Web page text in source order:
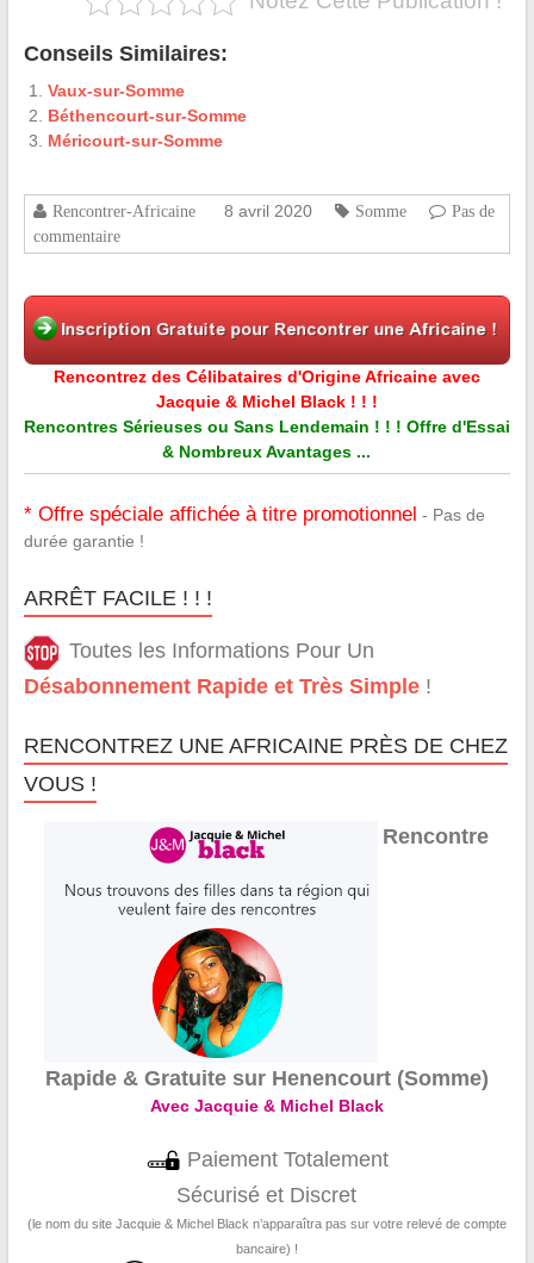
Conseils Similaires:
Vaux-sur-Somme
Béthencourt-sur-Somme
Méricourt-sur-Somme
Rencontrer-Africaine 8 avril 2020 Somme
Pas de
commentaire
Rencontrez des Célibataires d'Origine Africaine avec
Jacquie & Michel Black ! ! !
Rencontres Sérieuses ou Sans Lendemain ! ! ! Offre d'Essai
& Nombreux Avantages ...
* Offre spéciale affichée à titre promotionnel - Pas de
durée garantie !
ARRÊT FACILE ! ! !
Toutes les Informations Pour Un
Désabonnement Rapide et Très Simple!
RENCONTREZ UNE AFRICAINE PRÈS DE CHEZ
VOUS !
Rencontre
Rapide & Gratuite sur Henencourt (Somme)
Avec Jacquie & Michel Black
Paiement Totalement
Sécurisé et Discret
(le nom du site Jacquie & Michel Black n’apparaîtra pas sur votre relevé de compte
bancaire) !